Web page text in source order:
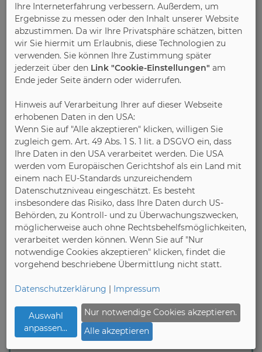
The Verband Holz und Kunststoff Nord-Ost
e. V. is a trade and employer association of
the wood and plastics processing industry
and related branches of industry. From our
offices in Hamburg and Berlin, we
represent the interests of our members in
the federal states of Berlin, Brandenburg,
Hamburg, Mecklenburg-Western
Pomerania and Schleswig-Holstein vis-à-vis
politicians, authorities and trade unions -
effectively, committed and transparently.
Verband Holz und Kunststoffe Nord-Ost e.V.
Hauptgeschäftsstelle
Georgplatz 10
20099 Hamburg
Tel.: +49 (0) 40 - 32909590
Ihre Interneterfahrung verbessern. Außerdem, um
Ergebnisse zu messen oder den Inhalt unserer Website
abzustimmen. Da wir Ihre Privatsphäre schätzen, bitten
wir Sie hiermit um Erlaubnis, diese Technologien zu
verwenden. Sie können Ihre Zustimmung später
jederzeit über den Link "Cookie-Einstellungen" am
Ende jeder Seite ändern oder widerrufen.
Hinweis auf Verarbeitung Ihrer auf dieser Webseite
erhobenen Daten in den USA:
Wenn Sie auf "Alle akzeptieren" klicken, willigen Sie
zugleich gem. Art. 49 Abs. 1 S. 1 lit. a DSGVO ein, dass
Ihre Daten in den USA verarbeitet werden. Die USA
werden vom Europäischen Gerichtshof als ein Land mit
einem nach EU-Standards unzureichendem
Datenschutzniveau eingeschätzt. Es besteht
insbesondere das Risiko, dass Ihre Daten durch US-
Behörden, zu Kontroll- und zu Überwachungszwecken,
möglicherweise auch ohne Rechtsbehelfsmöglichkeiten,
verarbeitet werden können. Wenn Sie auf "Nur
notwendige Cookies akzeptieren" klicken, findet die
vorgehend beschriebene Übermittlung nicht statt.
Datenschutzerklärung | Impressum
Auswahl
anpassen...
Nur notwendige Cookies akzeptieren.
Alle akzeptieren